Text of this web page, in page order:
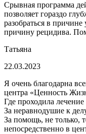
Срывная программа
позволяет гораздо
разобраться в
причину рецидива.
Татьяна
22.03.2023
Я очень благодарна
центра «Ценность
Где проходила лечение
За неравнодушие к
За помощь, не только,
непосредственно в